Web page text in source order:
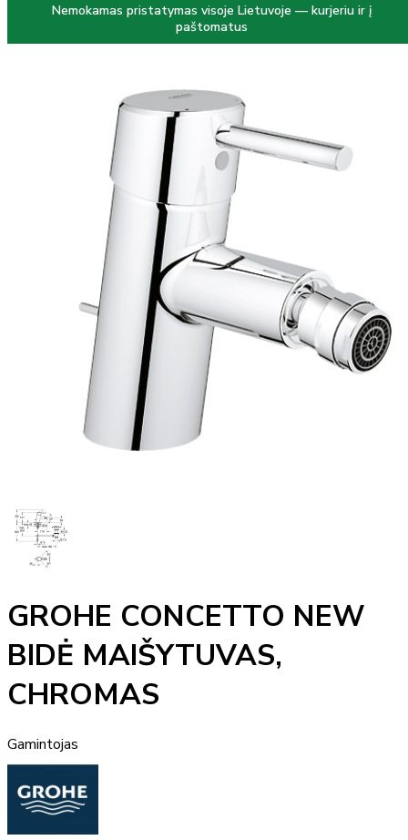
Nemokamas pristatymas visoje Lietuvoje — kurjeriu ir į
paštomatus
GROHE CONCETTO NEW
BIDĖ MAIŠYTUVAS,
CHROMAS
Gamintojas